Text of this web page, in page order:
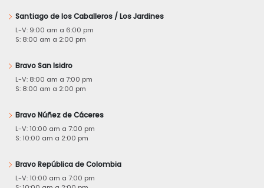
Santiago de los Caballeros / Los Jardines
L-V: 9:00 am a 6:00 pm
S: 8:00 am a 2:00 pm
Bravo San Isidro
L-V: 8:00 am a 7:00 pm
S: 8:00 am a 2:00 pm
Bravo Núñez de Cáceres
L-V: 10:00 am a 7:00 pm
S: 10:00 am a 2:00 pm
Bravo República de Colombia
L-V: 10:00 am a 7:00 pm